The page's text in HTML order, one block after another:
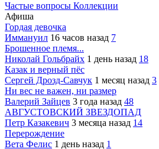
Частые вопросы Коллекции
Афиша
Гордая девочка
Иммануил 16 часов назад 7
Брошенное племя...
Николай Гольбрайх 1 день назад 18
Казак и верный пёс
Сергей Дрозд-Савчук 1 месяц назад 3
Ни вес не важен, ни размер
Валерий Зайцев 3 года назад 48
АВГУСТОВСКИЙ ЗВЕЗДОПАД
Петр Казакевич 3 месяца назад 14
Перерождение
Вета Фелис 1 день назад 1